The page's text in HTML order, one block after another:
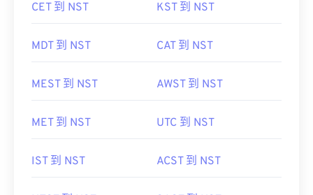
CET 到 NST KST 到 NST
MDT 到 NST CAT 到 NST
MEST 到 NST AWST 到 NST
MET 到 NST UTC 到 NST
IST 到 NST ACST 到 NST